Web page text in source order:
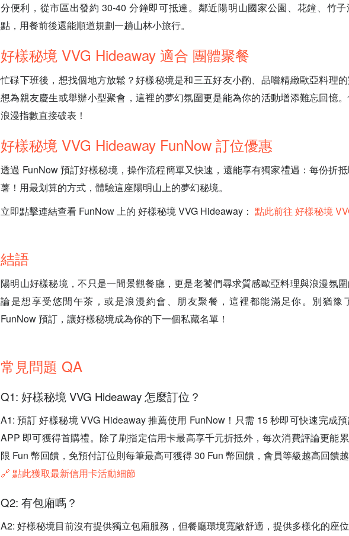
分便利，從市區出發約 30-40 分鐘即可抵達。鄰近陽明山國家公園、花鐘、竹
點，用餐前後還能順道規劃一趟山林小旅行。
好樣秘境 VVG Hideaway 適合 團體聚餐
忙碌下班後，想找個地方放鬆？好樣秘境是和三五好友小酌、品嚐精緻歐亞料理
想為親友慶生或舉辦小型聚會，這裡的夢幻氛圍更是能為你的活動增添難忘回憶。
浪漫指數直接破表！
好樣秘境 VVG Hideaway FunNow 訂位優惠
透過 FunNow 預訂好樣秘境，操作流程簡單又快速，還能享有獨家禮遇：每份折
薯！用最划算的方式，體驗這座陽明山上的夢幻秘境。
立即點擊連結查看 FunNow 上的 好樣秘境 VVG Hideaway： 點此前往 好樣秘境
結語
陽明山好樣秘境，不只是一間景觀餐廳，更是老饕們尋求質感歐亞料理與浪漫氛
論是想享受悠閒午茶，或是浪漫約會、朋友聚餐，這裡都能滿足你。別猶豫
FunNow 預訂，讓好樣秘境成為你的下一個私藏名單！
常見問題 QA
Q1: 好樣秘境 VVG Hideaway 怎麼訂位？
A1: 預訂 好樣秘境 VVG Hideaway 推薦使用 FunNow！只需 15 秒即可快速完成
APP 即可獲得首購禮。除了刷指定信用卡最高享千元折抵外，每次消費評論更能
限 Fun 幣回饋，免預付訂位則每筆最高可獲得 30 Fun 幣回饋，會員等級越高回饋越
🔗 點此獲取最新信用卡活動細節
Q2: 有包廂嗎？
A2: 好樣秘境目前沒有提供獨立包廂服務，但餐廳環境寬敞舒適，提供多樣化的座